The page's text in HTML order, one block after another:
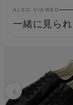
ALSO VIEWED
一緒に見ら